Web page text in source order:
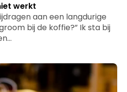
werkt
aan een langdurige
bij de koffie?” Ik sta bij